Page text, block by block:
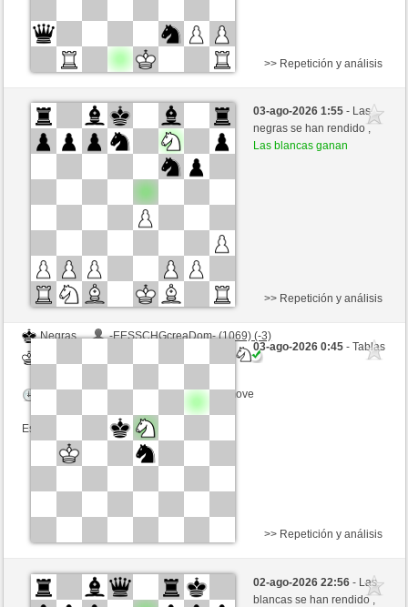
Negras
ChesterTheMoulTester (1136) (-4)
Blancas
Lord_of_War (1478) (+4)
Tiempo: 12 minutes/side + 8 seconds/move
>> Repetición y análisis
03-ago-2026 1:55- Las
negras se han rendido ,
Las blancas ganan
Negras
-EESSCHGcreaDom- (1069) (-3)
Tiempo: 12 minutes/side + 8 seconds/move
Esta partida es por puntos
>> Repetición y análisis
03-ago-2026 0:45- Tablas
Negras
Grimbart (1489) (-1)
Blancas
Lord_of_War (1474) (+1)
>> Repetición y análisis
02-ago-2026 22:56- Las
blancas se han rendido ,